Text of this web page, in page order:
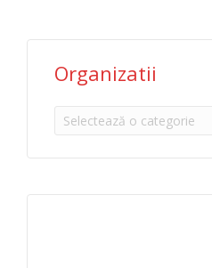
Organizatii
Organizatii